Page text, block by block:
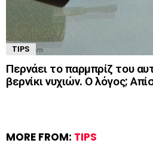
TIPS
Περνάει το παρμπρίζ του
βερνίκι νυχιών. Ο λόγος;
MORE FROM: TIPS